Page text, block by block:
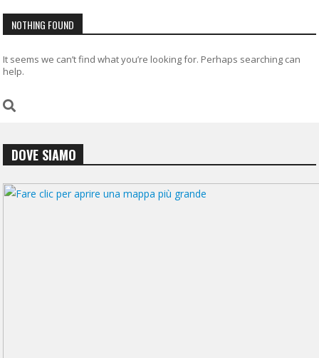
NOTHING FOUND
It seems we can’t find what you’re looking for. Perhaps searching can
help.
DOVE SIAMO